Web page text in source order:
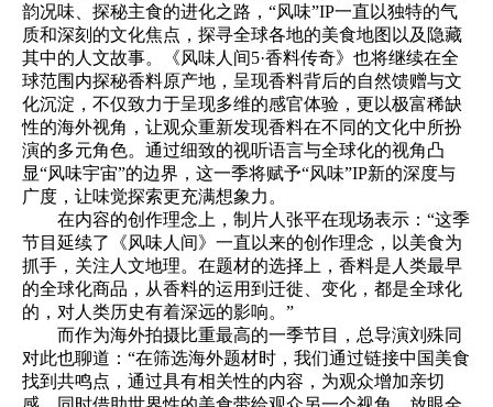
韵况味、探秘主食的进化之路，“风味”IP一直以独特的气
质和深刻的文化焦点，探寻全球各地的美食地图以及隐藏
其中的人文故事。《风味人间5·香料传奇》也将继续在全
球范围内探秘香料原产地，呈现香料背后的自然馈赠与文
化沉淀，不仅致力于呈现多维的感官体验，更以极富稀缺
性的海外视角，让观众重新发现香料在不同的文化中所扮
演的多元角色。通过细致的视听语言与全球化的视角凸
显“风味宇宙”的边界，这一季将赋予“风味”IP新的深度与
广度，让味觉探索更充满想象力。
在内容的创作理念上，制片人张平在现场表示：“这季
节目延续了《风味人间》一直以来的创作理念，以美食为
抓手，关注人文地理。在题材的选择上，香料是人类最早
的全球化商品，从香料的运用到迁徙、变化，都是全球化
的，对人类历史有着深远的影响。”
而作为海外拍摄比重最高的一季节目，总导演刘殊同
对此也聊道：“在筛选海外题材时，我们通过链接中国美食
找到共鸣点，通过具有相关性的内容，为观众增加亲切